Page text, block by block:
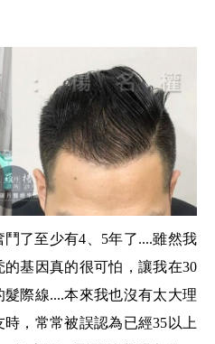
了至少有4、5年了....雖然我
基因真的很可怕，讓我在30
際線....本來我也沒有太大理
，常常被誤認為已經35以上